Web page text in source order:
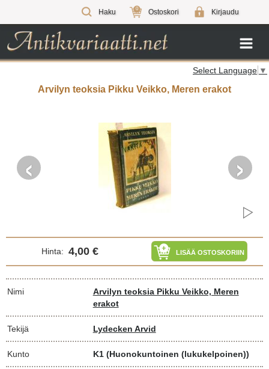
Haku 0 Ostoskori Kirjaudu
Select Language ▼
Arvilyn teoksia Pikku Veikko, Meren erakot
‹ ›
Hinta: 4,00 € LISÄÄ OSTOSKORIIN
Nimi
Arvilyn teoksia Pikku Veikko, Meren
erakot
Tekijä Lydecken Arvid
Kunto K1 (Huonokuntoinen (lukukelpoinen))